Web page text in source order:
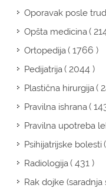
Oporavak posle
Opšta medicina(
Ortopedija( 1766 )
Pedijatrija( 2044 )
Plastična hirurgija(
Pravilna ishrana(
Pravilna upotreba
Psihijatrijske bolesti
Radiologija( 431 )
Rak dojke (saradnja